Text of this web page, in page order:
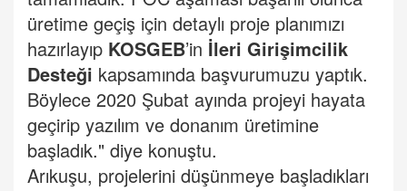
üretime geçiş için detaylı proje planımızı
hazırlayıp KOSGEB’in İleri Girişimcilik
Desteği kapsamında başvurumuzu yaptık.
Böylece 2020 Şubat ayında projeyi hayata
geçirip yazılım ve donanım üretimine
başladık." diye konuştu.
Arıkuşu, projelerini düşünmeye başladıkları